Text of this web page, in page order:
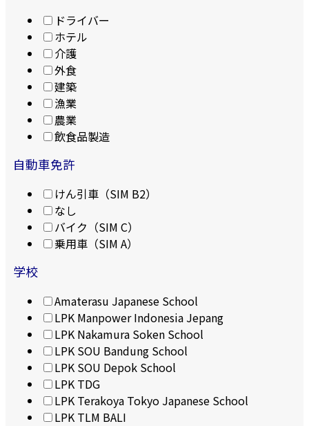
ドライバー
ホテル
介護
外食
建築
漁業
農業
飲食品製造
自動車免許
けん引車（SIM B2）
なし
バイク（SIM C）
乗用車（SIM A）
学校
Amaterasu Japanese School
LPK Manpower Indonesia Jepang
LPK Nakamura Soken School
LPK SOU Bandung School
LPK SOU Depok School
LPK TDG
LPK Terakoya Tokyo Japanese School
LPK TLM BALI